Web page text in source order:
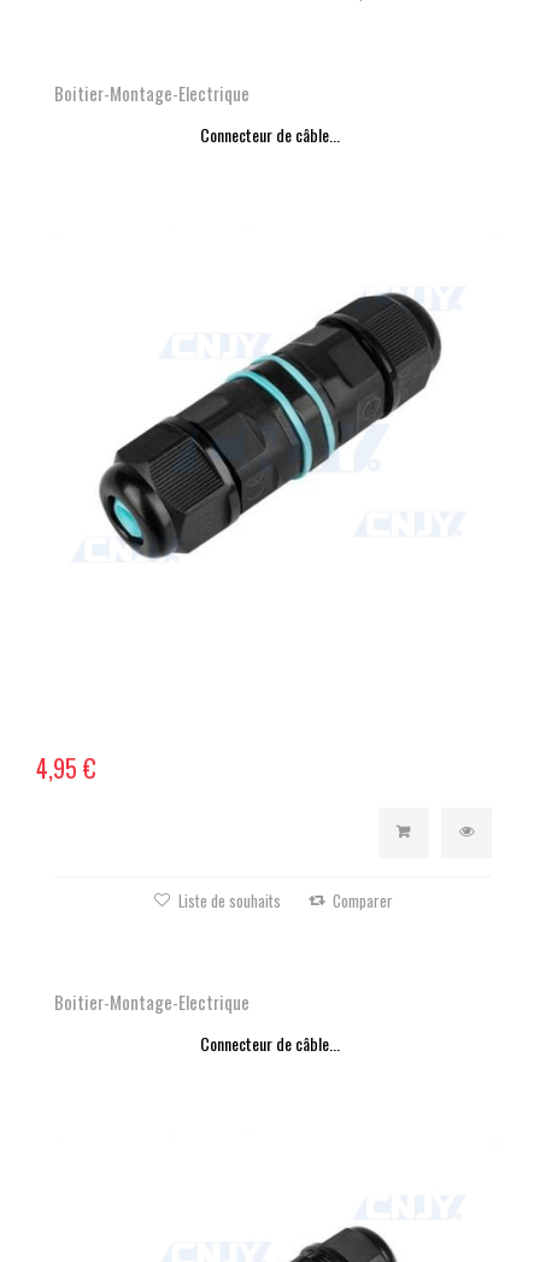
Boitier-Montage-Electrique
Connecteur de câble...
4,95 €
Liste de souhaits Comparer
Boitier-Montage-Electrique
Connecteur de câble...